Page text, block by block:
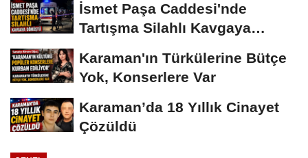
İsmet Paşa Caddesi'nde
Tartışma Silahlı Kavgaya
Karaman'ın Türkülerine Bütçe
Yok, Konserlere Var
Karaman’da 18 Yıllık Cinayet
Çözüldü